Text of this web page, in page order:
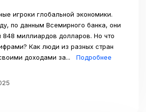
игроки глобальной экономики.
по данным Всемирного банка, они
848 миллиардов долларов. Но что
Как люди из разных стран
доходами за...
Подробнее